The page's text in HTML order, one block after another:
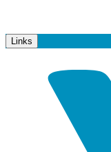
Links